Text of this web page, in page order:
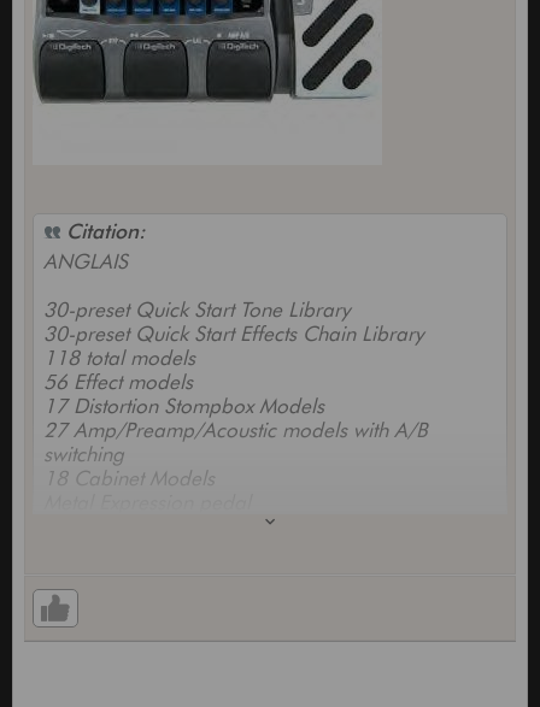
Citation:
ANGLAIS
30-preset Quick Start Tone Library
30-preset Quick Start Effects Chain Library
118 total models
56 Effect models
17 Distortion Stompbox Models
27 Amp/Preamp/Acoustic models with A/B
switching
18 Cabinet Models
High quality drum machine with 60 patterns
. Multi-effet à modélisation pour guitare ( 118
sonorités différentes )